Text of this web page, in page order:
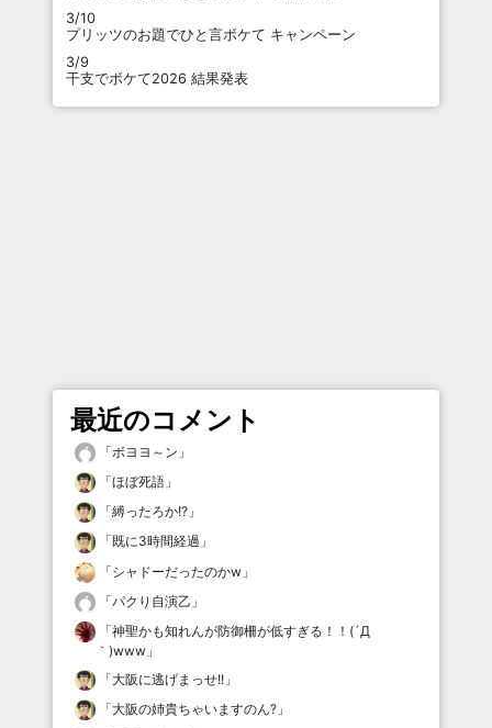
3/10
プリッツのお題でひと言ボケて キャンペーン
3/9
干支でボケて2026 結果発表
最近のコメント
「ボヨヨ～ン 」
「ほぼ死語 」
「縛ったろか!? 」
「既に3時間経過 」
「シャドーだったのかw 」
「パクり自演乙 」
「神聖かも知れんが防御柵が低すぎる！！(´Д
｀)www 」
「大阪に逃げまっせ!! 」
「大阪の姉貴ちゃいますのん? 」